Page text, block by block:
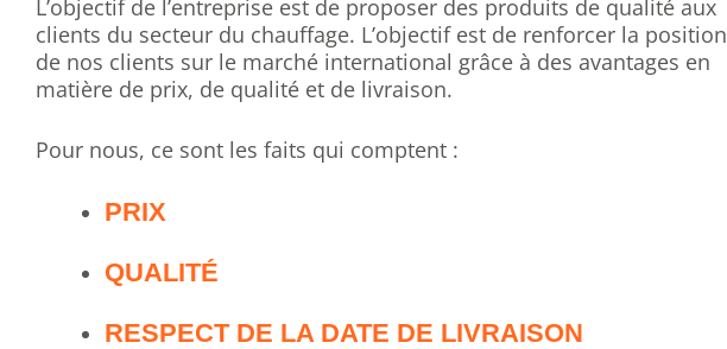
L’objectif de l’entreprise est de proposer des produits de qualité aux
clients du secteur du chauffage. L’objectif est de renforcer la position
de nos clients sur le marché international grâce à des avantages en
matière de prix, de qualité et de livraison.
Pour nous, ce sont les faits qui comptent :
PRIX
QUALITÉ
RESPECT DE LA DATE DE LIVRAISON